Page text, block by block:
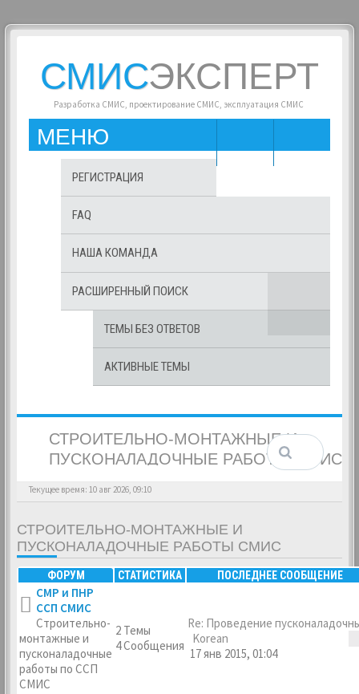
СМИСЭКСПЕРТ
Разработка СМИС, проектирование СМИС, эксплуатация СМИС
МЕНЮ
РЕГИСТРАЦИЯ
FAQ
НАША КОМАНДА
РАСШИРЕННЫЙ ПОИСК
ТЕМЫ БЕЗ ОТВЕТОВ
АКТИВНЫЕ ТЕМЫ
СТРОИТЕЛЬНО-МОНТАЖНЫЕ И
ПУСКОНАЛАДОЧНЫЕ РАБОТЫ СМИС
Текущее время: 10 авг 2026, 09:10
СТРОИТЕЛЬНО-МОНТАЖНЫЕ И
ПУСКОНАЛАДОЧНЫЕ РАБОТЫ СМИС
ФОРУМ СТАТИСТИКА ПОСЛЕДНЕЕ СООБЩЕНИЕ
СМР и ПНР
ССП СМИС
Строительно-
монтажные и
пусконаладочные
работы по ССП
СМИС
2 Темы
4 Сообщения
Re: Проведение
Korean
17 янв 2015, 01:04